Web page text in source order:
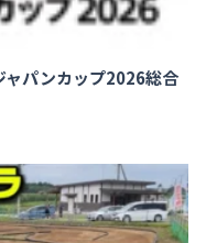
パンカップ2026総合